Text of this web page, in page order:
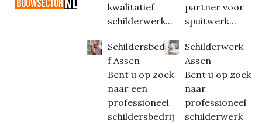
kwalitatief
schilderwerk...
Schildersbedrij
f Assen
Bent u op zoek
naar een
professioneel
schildersbedrij
partner voor
spuitwerk...
Schilderwerk
Assen
Bent u op zoek
naar
professioneel
schilderwerk